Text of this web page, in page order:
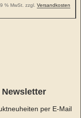
% MwSt. zzgl. Versandkosten
per E-Mail